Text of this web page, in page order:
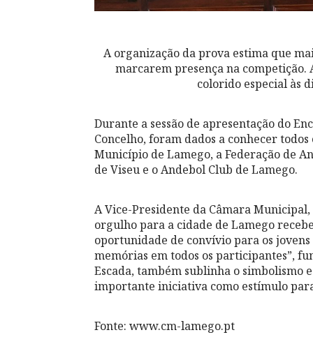
A organização da prova estima que
marcarem presença na
colorido especial às
Durante a sessão de apresentação do
Concelho, foram dados a conhecer
Município de Lamego, a Federação de
de Viseu e o Andebol Club de Lamego.
A Vice-Presidente da Câmara
orgulho para a cidade de Lamego
oportunidade de convívio para os
memórias em todos os participantes”,
Escada, também sublinha o
importante iniciativa como estímulo
Fonte: www.cm-lamego.pt